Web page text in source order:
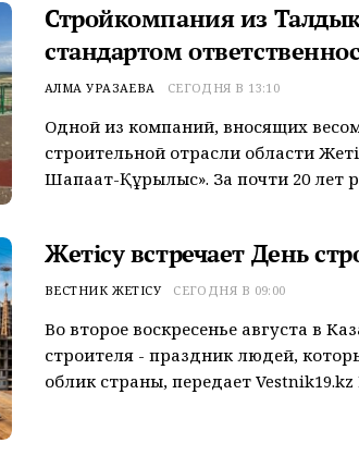
Стройкомпания из
стандартом
АЛМА УРАЗАЕВА СЕГОДНЯ В 13:10
Одной из компаний, вносящих
строительной отрасли области
Шапағат-Құрылыс». За почти 20 лет
Жетісу встречает День
ВЕСТНИК ЖЕТІСУ СЕГОДНЯ В 09:00
Во второе воскресенье августа в
строителя - праздник людей,
облик страны, передает Vestnik19.kz